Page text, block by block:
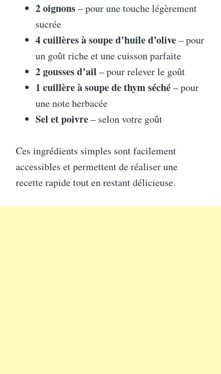
2 oignons– pour une touche légèrement
sucrée
4 cuillères à soupe d’huile d’olive– pour
un goût riche et une cuisson parfaite
2 gousses d’ail – pour relever le goût
1 cuillère à soupe de thym séché– pour
une note herbacée
Sel et poivre– selon votre goût
Ces ingrédients simples sont facilement
accessibles et permettent de réaliser une
recette rapide tout en restant délicieuse.